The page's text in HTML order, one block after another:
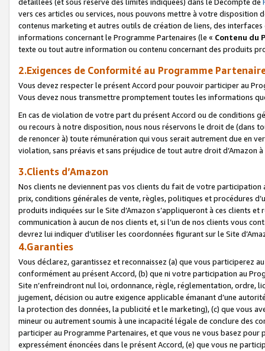
vers ces articles ou services, nous pouvons mettre à votre disposition
contenus marketing et autres outils de création de liens, des
informations concernant le Programme Partenaires (le « Contenu du
texte ou tout autre information ou contenu concernant des produits
2.Exigences de Conformité au Programme
Vous devez respecter le présent Accord pour pouvoir participer au
Vous devez nous transmettre promptement toutes les informations
En cas de violation de votre part du présent Accord ou de conditions
ou recours à notre disposition, nous nous réservons le droit de (dans
de renoncer à) toute rémunération qui vous serait autrement due en
violation, sans préavis et sans préjudice de tout autre droit
3.Clients d’Amazon
Nos clients ne deviennent pas vos clients du fait de votre
prix, conditions générales de vente, règles, politiques et procédures
produits indiquées sur le Site d’Amazon s’appliqueront à ces clients
communication à aucun de nos clients et, si l’un de nos clients vous
devrez lui indiquer d’utiliser les coordonnées figurant sur le Site
4.Garanties
Vous déclarez, garantissez et reconnaissez (a) que vous participerez
conformément au présent Accord, (b) que ni votre participation au
Site n’enfreindront nul loi, ordonnance, règle, réglementation, ordre,
jugement, décision ou autre exigence applicable émanant d’une
la protection des données, la publicité et le marketing), (c) que vous
mineur ou autrement soumis à une incapacité légale de conclure des
participer au Programme Partenaires, et que vous ne vous basez
expressément énoncées dans le présent Accord, (e) que vous ne